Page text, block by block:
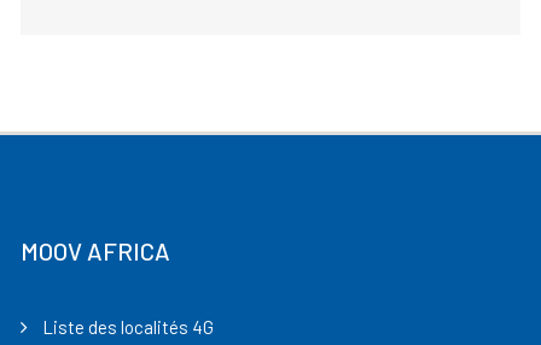
MOOV AFRICA
Liste des localités 4G